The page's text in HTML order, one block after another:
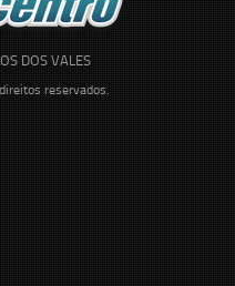
DOS VALES
reservados.